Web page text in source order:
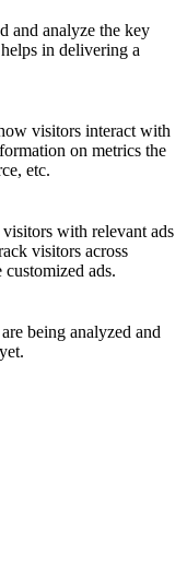
and analyze the key
in delivering a
visitors interact with
on metrics the
etc.
with relevant ads
visitors across
ads.
being analyzed and